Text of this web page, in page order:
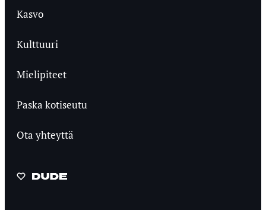
Kasvo
Kulttuuri
Mielipiteet
Paska kotiseutu
Ota yhteyttä